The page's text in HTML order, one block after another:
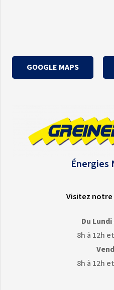
GOOGLE MAPS
Énergies
Visitez notre
Du
8h à 12h
8h à 12h